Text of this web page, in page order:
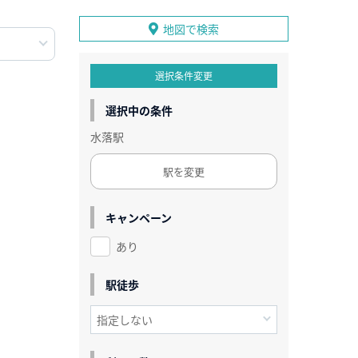
地図で検索
選択条件変更
選択中の条件
水落駅
駅を変更
キャンペーン
あり
駅徒歩